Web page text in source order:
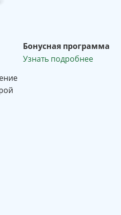
Бонусная программа
Узнать подробнее